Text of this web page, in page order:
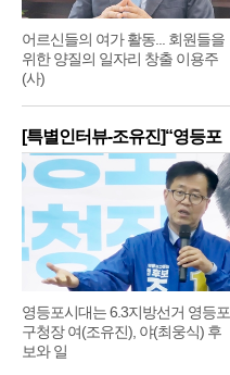
어르신들의 여가 활동... 회원들을
위한 양질의 일자리 창출 이용주
(사)
[특별인터뷰-조유진]“영등포
구
영등포시대는 6.3지방선거 영등포
구청장 여(조유진), 야(최웅식) 후
보와 일